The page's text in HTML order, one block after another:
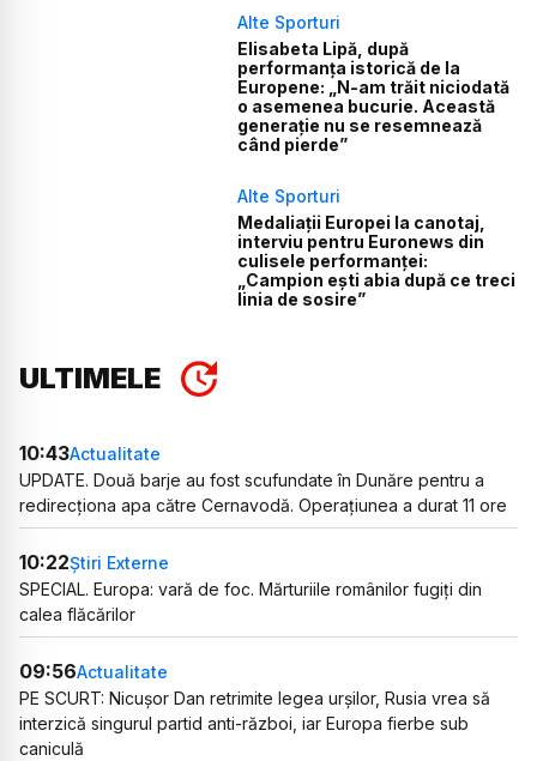
Alte Sporturi
Elisabeta Lipă, după
performanța istorică de la
Europene: „N-am trăit niciodată
o asemenea bucurie. Această
generație nu se resemnează
când pierde”
Alte Sporturi
Medaliații Europei la canotaj,
interviu pentru Euronews din
culisele performanței:
„Campion ești abia după ce treci
linia de sosire”
ULTIMELE
10:43Actualitate
UPDATE. Două barje au fost scufundate în Dunăre pentru a
redirecționa apa către Cernavodă. Operațiunea a durat 11 ore
10:22Știri Externe
SPECIAL. Europa: vară de foc. Mărturiile românilor fugiți din
calea flăcărilor
09:56Actualitate
PE SCURT: Nicușor Dan retrimite legea urșilor, Rusia vrea să
interzică singurul partid anti-război, iar Europa fierbe sub
caniculă